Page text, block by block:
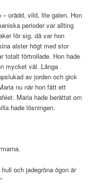
orädd, vild, lite galen. Hon
perioder var allting
för sig, då var hon
alster högt med stor
totalt förtrollade. Hon hade
mycket väl. Långa
av jorden och gick
nu när hon fått ett
Maria hade berättat om
hade lösningen.
och jadegröna ögon är